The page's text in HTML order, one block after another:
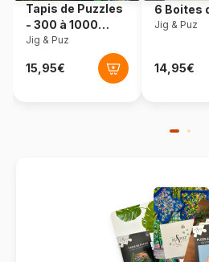
Dimensions 50 x
Tapis de Puzzles
- 300 à 1000
pièces
Jig & Puz
6 Boites
Jig & Puz